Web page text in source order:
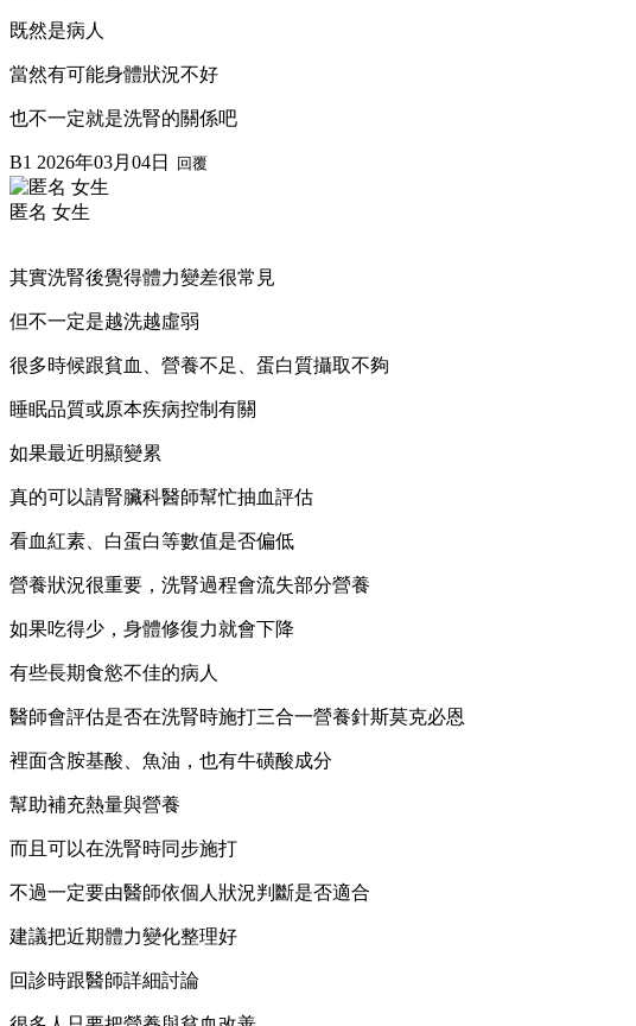
既然是病人
當然有可能身體狀況不好
也不一定就是洗腎的關係吧
B1 2026年03月04日 回覆
匿名 女生
其實洗腎後覺得體力變差很常見
但不一定是越洗越虛弱
很多時候跟貧血、營養不足、蛋白質攝取不夠
睡眠品質或原本疾病控制有關
如果最近明顯變累
真的可以請腎臟科醫師幫忙抽血評估
看血紅素、白蛋白等數值是否偏低
營養狀況很重要，洗腎過程會流失部分營養
如果吃得少，身體修復力就會下降
有些長期食慾不佳的病人
醫師會評估是否在洗腎時施打三合一營養針斯莫克必恩
裡面含胺基酸、魚油，也有牛磺酸成分
幫助補充熱量與營養
而且可以在洗腎時同步施打
不過一定要由醫師依個人狀況判斷是否適合
建議把近期體力變化整理好
回診時跟醫師詳細討論